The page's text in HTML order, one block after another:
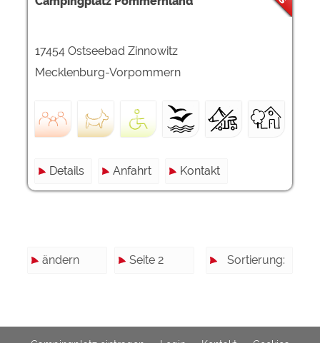
17454 Ostseebad Zinnowitz
Mecklenburg-Vorpommern
Details Anfahrt Kontakt
ändern Seite 2 Sortierung: